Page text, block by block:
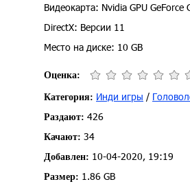
Видеокарта: Nvidia GPU GeForce
DirectX: Версии 11
Место на диске: 10 GB
Оценка:
Категория: Инди игры /
Раздают: 426
Качают: 34
Добавлен: 10-04-2020, 19:19
Размер: 1.86 GB